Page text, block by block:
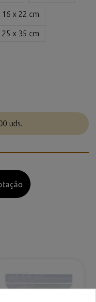
16 x 22 cm
25 x 35 cm
uds.